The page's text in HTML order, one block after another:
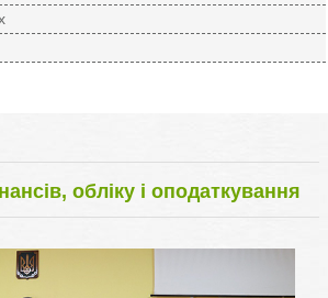
обліку і оподаткування